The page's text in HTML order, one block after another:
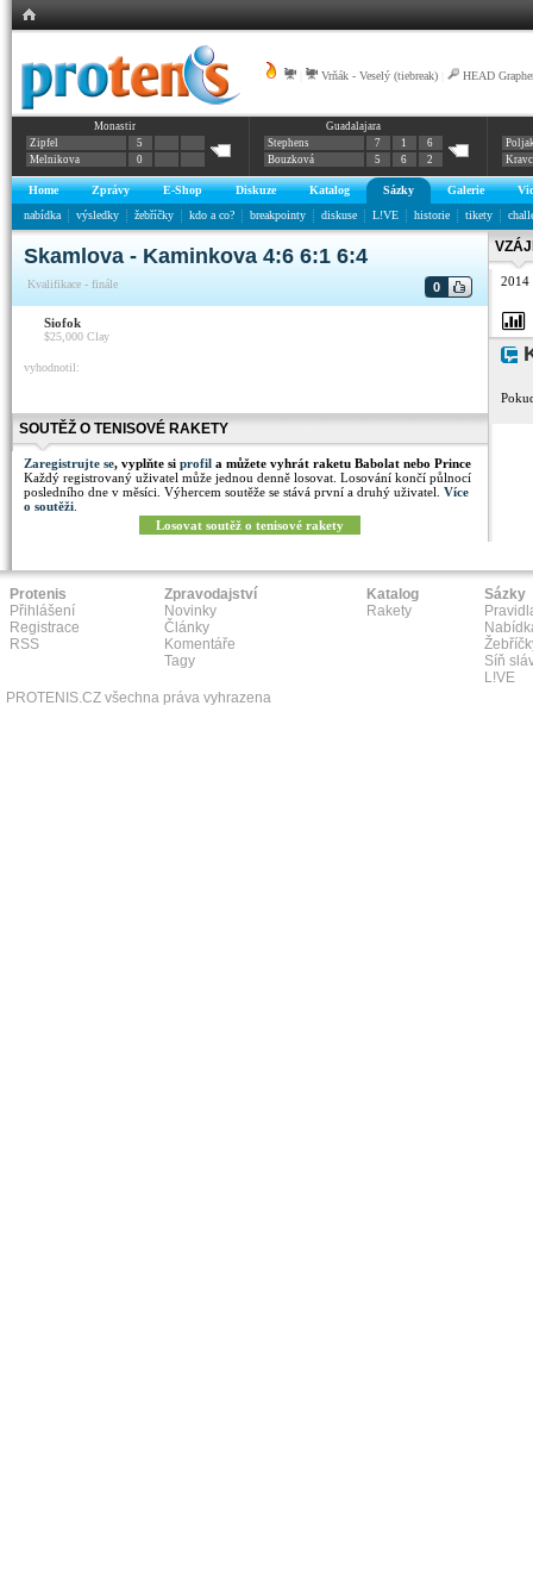
Vrňák - Veselý (tiebreak) HEAD
Monastir
Zipfel
5
Melnikova
0
Guadalajara
Stephens
7 1
6
Bouzková
5 6 2
Home Zprávy E-Shop Diskuze Katalog Sázky Galerie
nabídka
výsledky žebříčky kdo a co? breakpointy diskuse L!VE historie tikety
Skamlova - Kaminkova 4:6 6:1 6:4
Kvalifikace - finále 0
Siofok
$25,000 Clay
vyhodnotil:
SOUTĚŽ O TENISOVÉ RAKETY
Zaregistrujte se, vyplňte si profil a můžete vyhrát raketu Babolat nebo Prince
Každý registrovaný uživatel může jednou denně losovat. Losování končí půlnocí
posledního dne v měsíci. Výhercem soutěže se stává první a druhý uživatel. Více
o soutěži
Losovat soutěž o tenisové rakety
2014
Protenis
Přihlášení
Registrace
RSS
Zpravodajství
Novinky
Články
Komentáře
Tagy
Katalog
Rakety
Sázky
Síň
L!VE
PROTENIS.CZ všechna práva vyhrazena